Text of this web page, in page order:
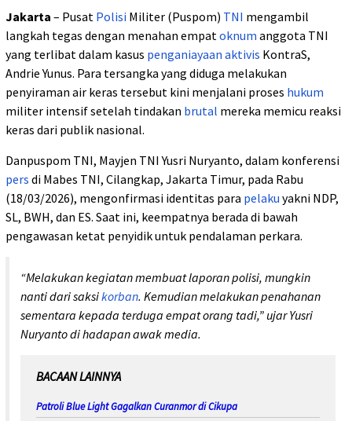
Jakarta – Pusat Polisi Militer (Puspom) TNI mengambil
langkah tegas dengan menahan empat oknum anggota TNI
yang terlibat dalam kasus penganiayaan aktivis KontraS,
Andrie Yunus. Para tersangka yang diduga melakukan
penyiraman air keras tersebut kini menjalani proses hukum
militer intensif setelah tindakan brutal mereka memicu reaksi
keras dari publik nasional.
Danpuspom TNI, Mayjen TNI Yusri Nuryanto, dalam konferensi
pers di Mabes TNI, Cilangkap, Jakarta Timur, pada Rabu
(18/03/2026), mengonfirmasi identitas para pelaku yakni NDP,
SL, BWH, dan ES. Saat ini, keempatnya berada di bawah
pengawasan ketat penyidik untuk pendalaman perkara.
“Melakukan kegiatan membuat laporan polisi, mungkin
nanti dari saksikorban. Kemudian melakukan penahanan
sementara kepada terduga empat orang tadi,” ujar Yusri
Nuryanto di hadapan awak media.
BACAAN LAINNYA
Patroli Blue Light Gagalkan Curanmor di Cikupa